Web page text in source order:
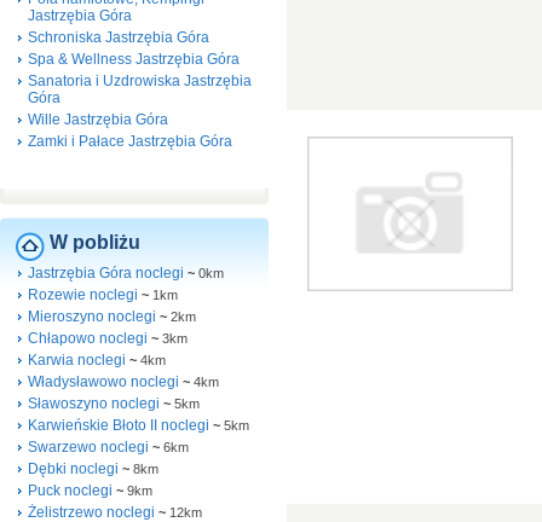
Jastrzębia Góra
Schroniska Jastrzębia Góra
Spa & Wellness Jastrzębia Góra
Sanatoria i Uzdrowiska Jastrzębia
Góra
Wille Jastrzębia Góra
Zamki i Pałace Jastrzębia Góra
W pobliżu
Jastrzębia Góra noclegi ~ 0km
Rozewie noclegi ~ 1km
Mieroszyno noclegi ~ 2km
Chłapowo noclegi ~ 3km
Karwia noclegi ~ 4km
Władysławowo noclegi ~ 4km
Sławoszyno noclegi ~ 5km
Karwieńskie Błoto II noclegi ~ 5km
Swarzewo noclegi ~ 6km
Dębki noclegi ~ 8km
Puck noclegi ~ 9km
Żelistrzewo noclegi ~ 12km